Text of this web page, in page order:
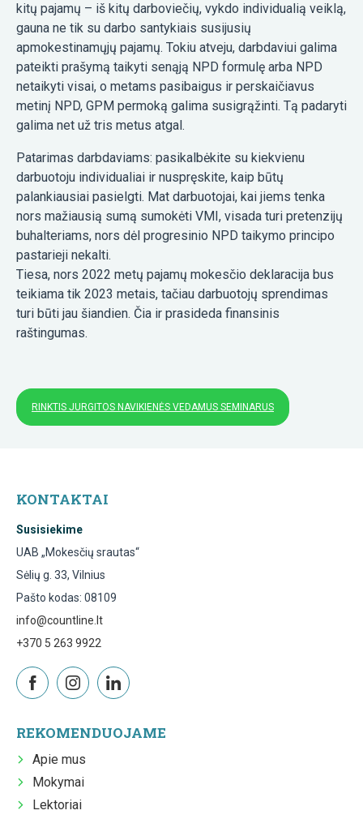
kitų pajamų – iš kitų darboviečių, vykdo individualią veiklą,
gauna ne tik su darbo santykiais susijusių
apmokestinamųjų pajamų. Tokiu atveju, darbdaviui galima
pateikti prašymą taikyti senąją NPD formulę arba NPD
netaikyti visai, o metams pasibaigus ir perskaičiavus
metinį NPD, GPM permoką galima susigrąžinti. Tą padaryti
galima net už tris metus atgal.
Patarimas darbdaviams: pasikalbėkite su kiekvienu
darbuotoju individualiai ir nuspręskite, kaip būtų
palankiausiai pasielgti. Mat darbuotojai, kai jiems tenka
nors mažiausią sumą sumokėti VMI, visada turi pretenzijų
buhalteriams, nors dėl progresinio NPD taikymo principo
pastarieji nekalti.
Tiesa, nors 2022 metų pajamų mokesčio deklaracija bus
teikiama tik 2023 metais, tačiau darbuotojų sprendimas
turi būti jau šiandien. Čia ir prasideda finansinis
raštingumas.
RINKTIS JURGITOS NAVIKIENĖS VEDAMUS SEMINARUS
KONTAKTAI
Susisiekime
UAB „Mokesčių srautas“
Sėlių g. 33, Vilnius
Pašto kodas: 08109
info@countline.lt
+370 5 263 9922
REKOMENDUOJAME
Apie mus
Mokymai
Lektoriai